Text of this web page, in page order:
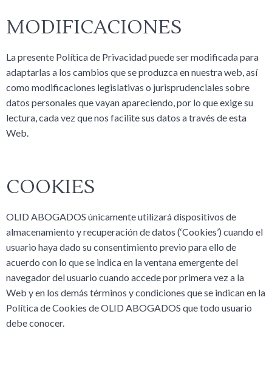
MODIFICACIONES
La presente Política de Privacidad puede ser modificada para
adaptarlas a los cambios que se produzca en nuestra web, así
como modificaciones legislativas o jurisprudenciales sobre
datos personales que vayan apareciendo, por lo que exige su
lectura, cada vez que nos facilite sus datos a través de esta
Web.
COOKIES
OLID ABOGADOS únicamente utilizará dispositivos de
almacenamiento y recuperación de datos (‘Cookies’) cuando el
usuario haya dado su consentimiento previo para ello de
acuerdo con lo que se indica en la ventana emergente del
navegador del usuario cuando accede por primera vez a la
Web y en los demás términos y condiciones que se indican en la
Política de Cookies de OLID ABOGADOS que todo usuario
debe conocer.